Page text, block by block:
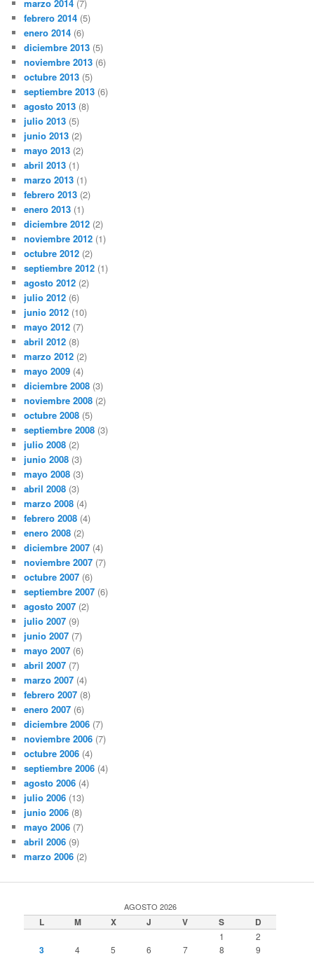
marzo 2014 (7)
febrero 2014 (5)
enero 2014 (6)
diciembre 2013 (5)
noviembre 2013 (6)
octubre 2013 (5)
septiembre 2013 (6)
agosto 2013 (8)
julio 2013 (5)
junio 2013 (2)
mayo 2013 (2)
abril 2013 (1)
marzo 2013 (1)
febrero 2013 (2)
enero 2013 (1)
diciembre 2012 (2)
noviembre 2012 (1)
octubre 2012 (2)
septiembre 2012 (1)
agosto 2012 (2)
julio 2012 (6)
junio 2012 (10)
mayo 2012 (7)
abril 2012 (8)
marzo 2012 (2)
mayo 2009 (4)
diciembre 2008 (3)
noviembre 2008 (2)
octubre 2008 (5)
septiembre 2008 (3)
julio 2008 (2)
junio 2008 (3)
mayo 2008 (3)
abril 2008 (3)
marzo 2008 (4)
febrero 2008 (4)
enero 2008 (2)
diciembre 2007 (4)
noviembre 2007 (7)
octubre 2007 (6)
septiembre 2007 (6)
agosto 2007 (2)
julio 2007 (9)
junio 2007 (7)
mayo 2007 (6)
abril 2007 (7)
marzo 2007 (4)
febrero 2007 (8)
enero 2007 (6)
diciembre 2006 (7)
noviembre 2006 (7)
octubre 2006 (4)
septiembre 2006 (4)
agosto 2006 (4)
julio 2006 (13)
junio 2006 (8)
mayo 2006 (7)
abril 2006 (9)
marzo 2006 (2)
AGOSTO 2026
L M X J V S D
1 2
3 4 5 6 7 8 9